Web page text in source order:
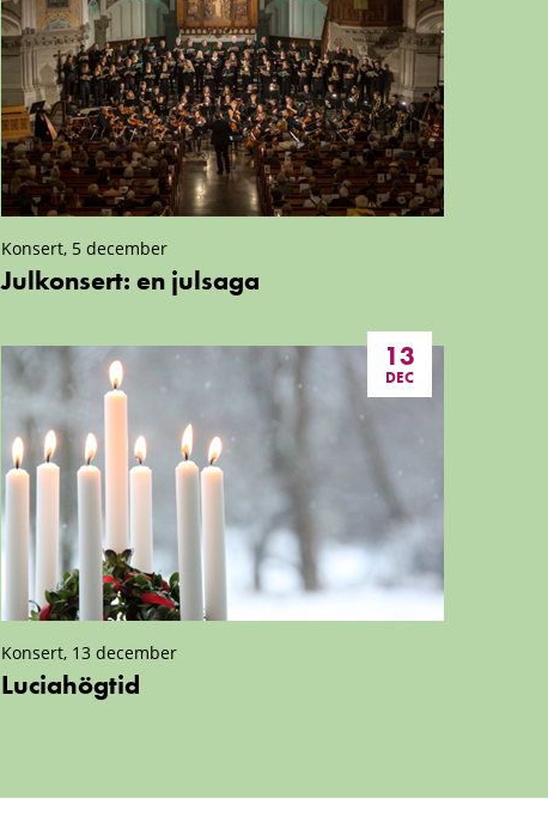
Konsert, 5 december
Julkonsert: en julsaga
13
DEC
Konsert, 13 december
Luciahögtid